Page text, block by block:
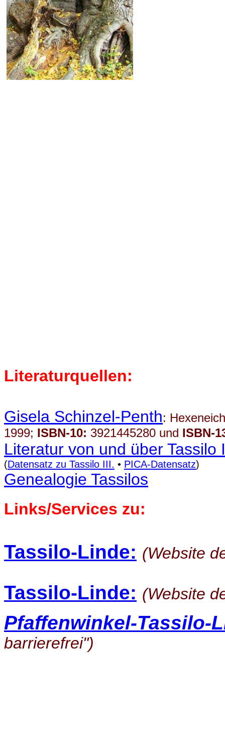
Literaturquellen:
Gisela Schinzel-Penth:
1999; ISBN-10: 3921445280 und ISBN-
Literatur von und über Tassilo
(Datensatz zu Tassilo III. • PICA-Datensatz)
Genealogie Tassilos
Links/Services zu:
Tassilo-Linde: (Website
Tassilo-Linde: (Website
Pfaffenwinkel-Tassilo-
barrierefrei")